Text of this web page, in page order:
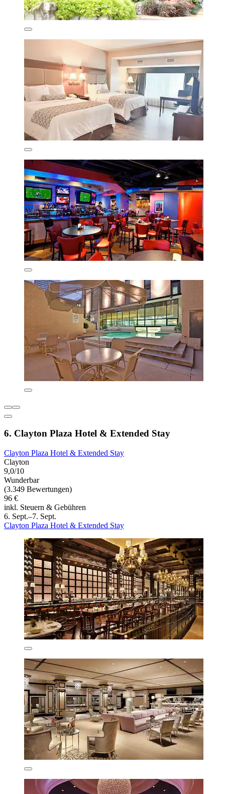
6. Clayton Plaza Hotel & Extended Stay
Clayton Plaza Hotel & Extended Stay
Clayton
9,0/10
Wunderbar
(3.349 Bewertungen)
96 €
inkl. Steuern & Gebühren
6. Sept.–7. Sept.
Clayton Plaza Hotel & Extended Stay